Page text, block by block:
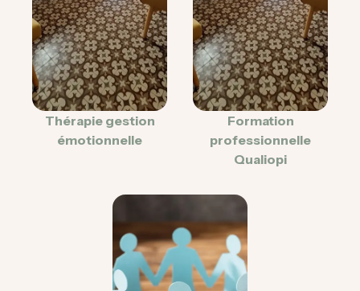
Thérapie gestion
émotionnelle
Formation
professionnelle
Qualiopi